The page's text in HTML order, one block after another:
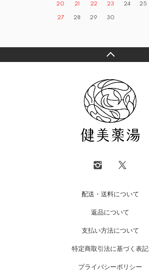
20 21 22 23 24 25
27 28 29 30
配送・送料について
返品について
支払い方法について
特定商取引法に基づく表記
プライバシーポリシー